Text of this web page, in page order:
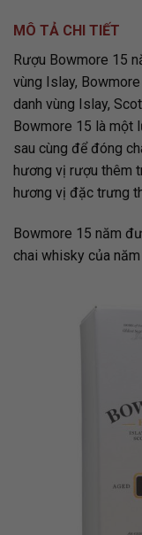
MÔ TẢ CHI TIẾT
Rượu Bowmore 15
vùng Islay,
danh vùng Islay,
Bowmore 15 là một
sau cùng để đóng
hương vị rượu thêm
hương vị đặc trưng
Bowmore 15 năm
chai whisky của năm